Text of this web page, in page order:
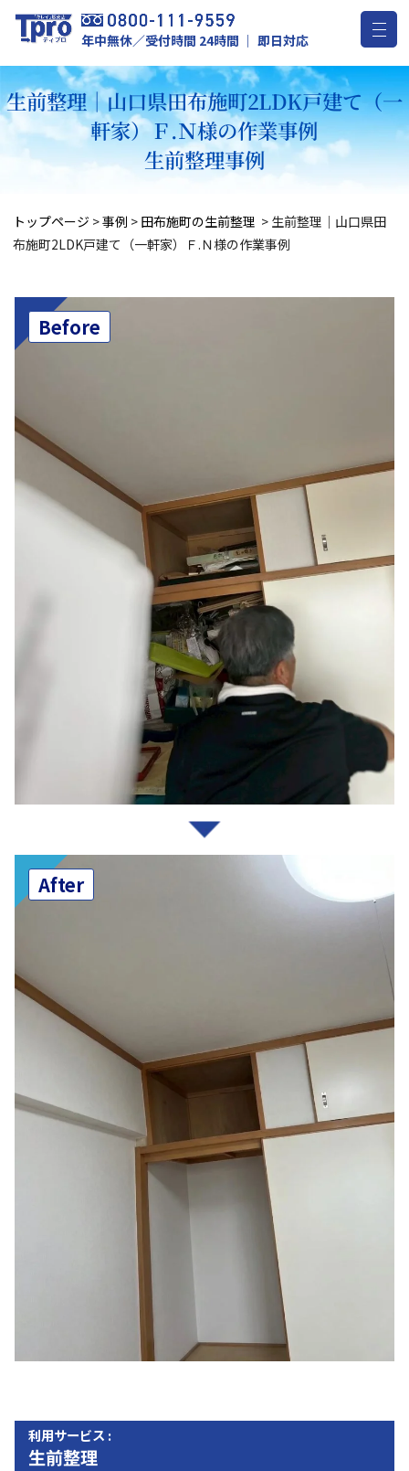
年中無休／受付時間 24時間 ｜ 即日対応
生前整理｜山口県田布施町2LDK戸建て（一
軒家）Ｆ.Ｎ様の作業事例
生前整理事例
トップページ >事例 > 田布施町の生前整理 > 生前整理｜山口県田
布施町2LDK戸建て（一軒家）Ｆ.Ｎ様の作業事例
Before
After
利用サービス :
生前整理